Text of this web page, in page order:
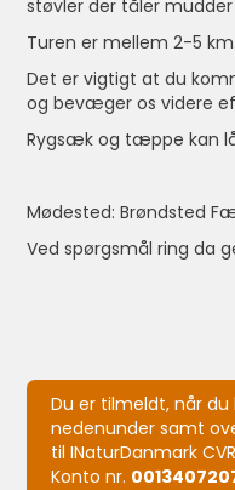
støvler der tåler
Turen er mellem 2-5
Det er vigtigt at du
og bevæger os videre
Rygsæk og tæppe kan
Mødested: Brøndsted
Ved spørgsmål ring da
Du er tilmeldt, når
nedenunder samt
til INaturDanmark
Konto nr.